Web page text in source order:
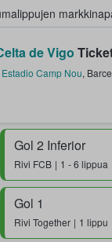
ostavat ja
de Vigo
Estadio Camp Nou,
Gol 2 Inferior
Rivi FCB 1 - 6 lippua
Gol 1
Rivi Together 1 lippu